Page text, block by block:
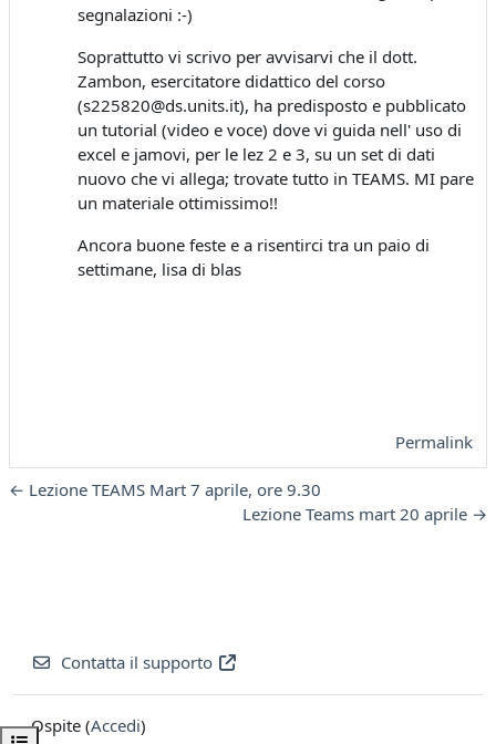
segnalazioni :-)
Soprattutto vi scrivo per avvisarvi che il dott.
Zambon, esercitatore didattico del corso
(s225820@ds.units.it), ha predisposto e pubblicato
un tutorial (video e voce) dove vi guida nell' uso di
excel e jamovi, per le lez 2 e 3, su un set di dati
nuovo che vi allega; trovate tutto in TEAMS. MI pare
un materiale ottimissimo!!
Ancora buone feste e a risentirci tra un paio di
settimane, lisa di blas
Permalink
← Lezione TEAMS Mart 7 aprile, ore 9.30
Lezione Teams mart 20 aprile →
Contatta il supporto
Ospite (Accedi)